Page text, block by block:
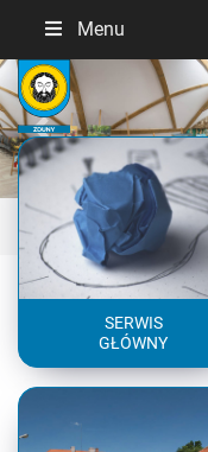
Menu
Previous
SERWIS
GŁÓWNY